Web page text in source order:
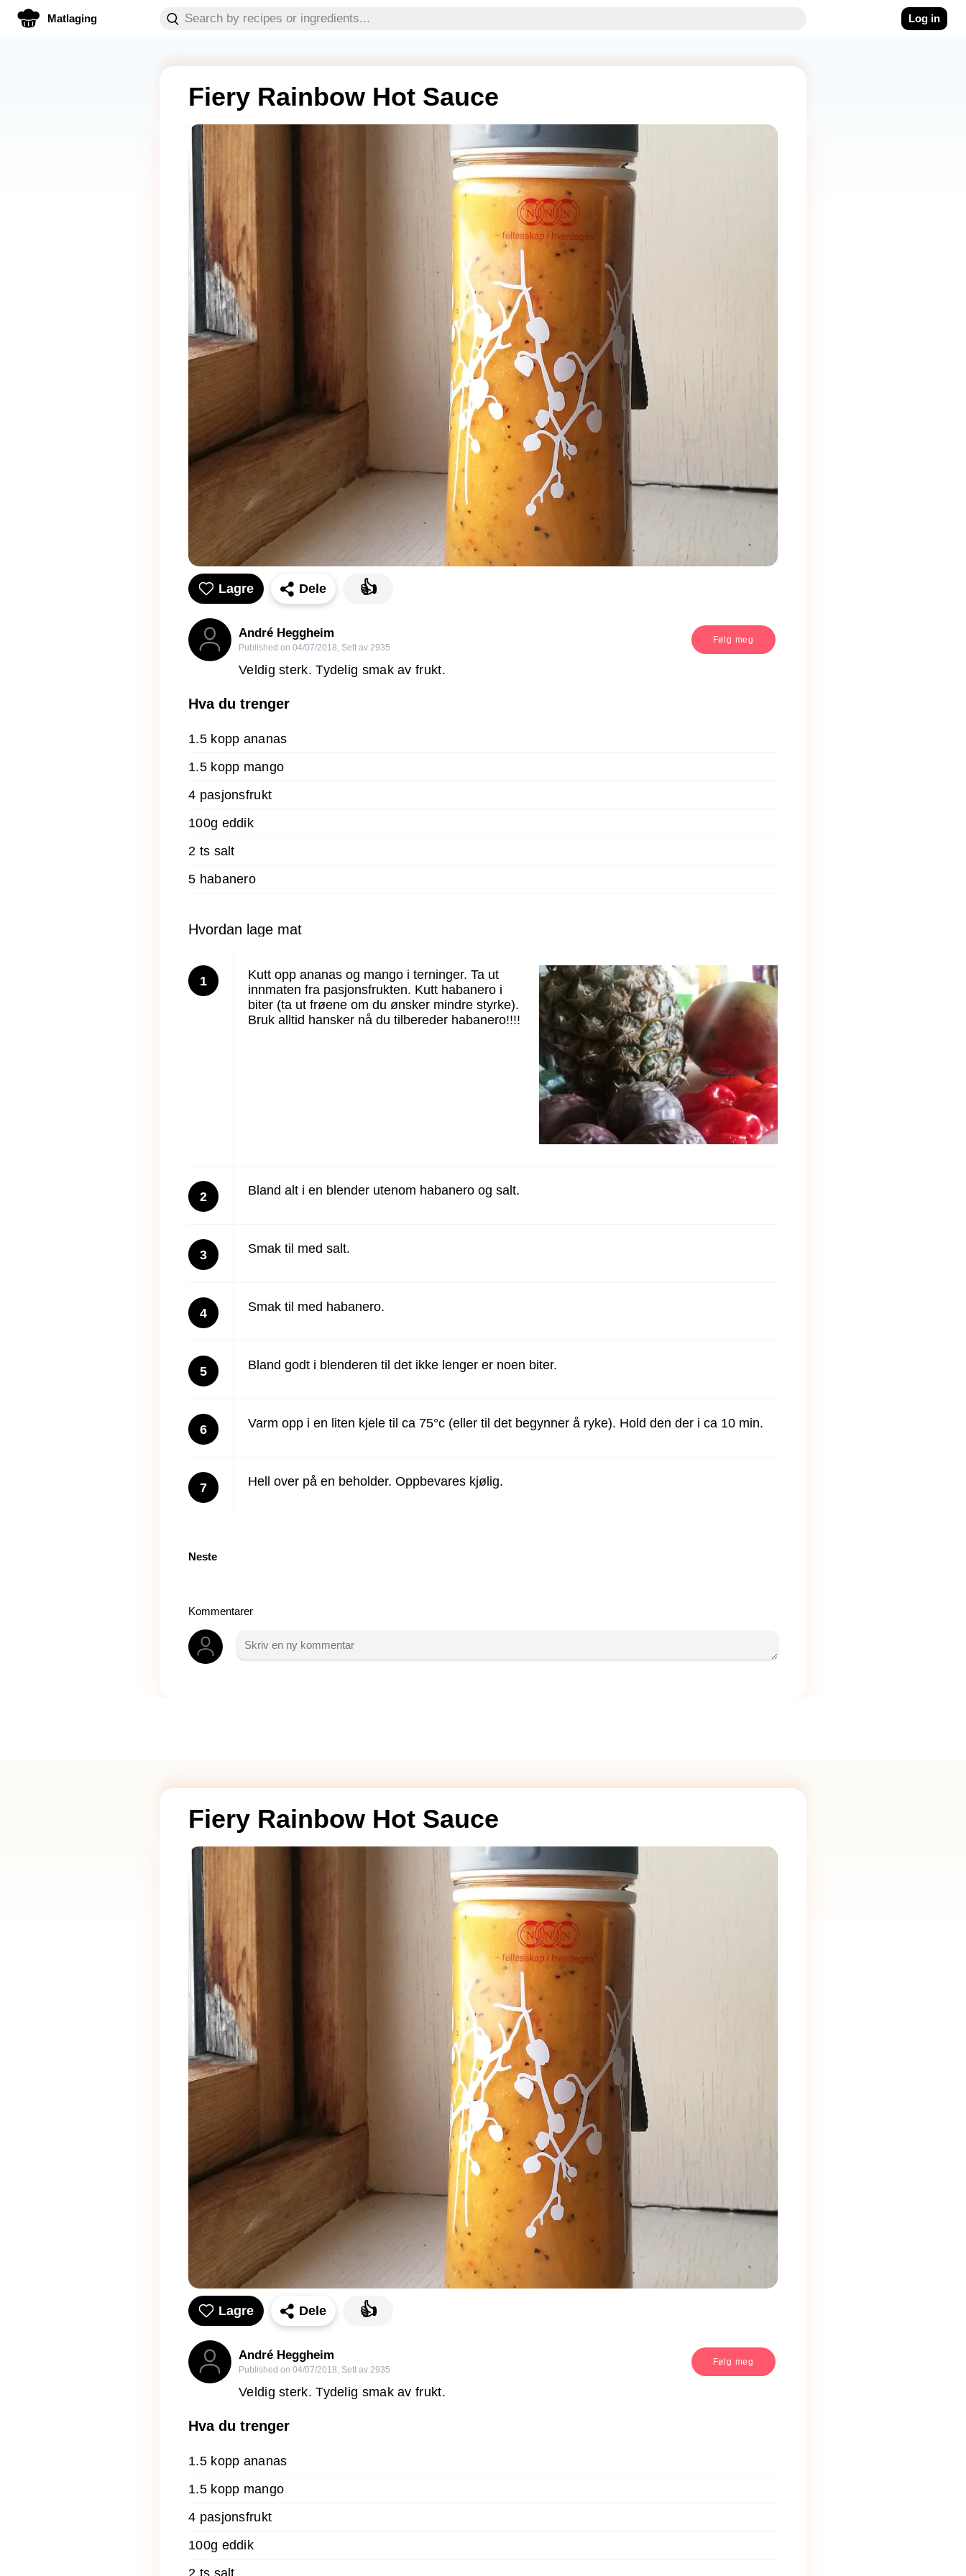
Matlaging Log in
Fiery Rainbow Hot Sauce
Lagre Dele 👍
André Heggheim
Published on 04/07/2018, Sett av 2935
Følg meg
Veldig sterk. Tydelig smak av frukt.
Hva du trenger
1.5 kopp ananas
1.5 kopp mango
4 pasjonsfrukt
100g eddik
2 ts salt
5 habanero
Hvordan lage mat
1
Kutt opp ananas og mango i terninger. Ta ut
innmaten fra pasjonsfrukten. Kutt habanero i
biter (ta ut frøene om du ønsker mindre styrke).
Bruk alltid hansker nå du tilbereder habanero!!!!
2 Bland alt i en blender utenom habanero og salt.
3 Smak til med salt.
4 Smak til med habanero.
5 Bland godt i blenderen til det ikke lenger er noen biter.
6 Varm opp i en liten kjele til ca 75°c (eller til det begynner å ryke). Hold den der i ca 10 min.
7 Hell over på en beholder. Oppbevares kjølig.
Neste
Kommentarer
Fiery Rainbow Hot Sauce
Lagre Dele 👍
André Heggheim
Published on 04/07/2018, Sett av 2935
Følg meg
Veldig sterk. Tydelig smak av frukt.
Hva du trenger
1.5 kopp ananas
1.5 kopp mango
4 pasjonsfrukt
100g eddik